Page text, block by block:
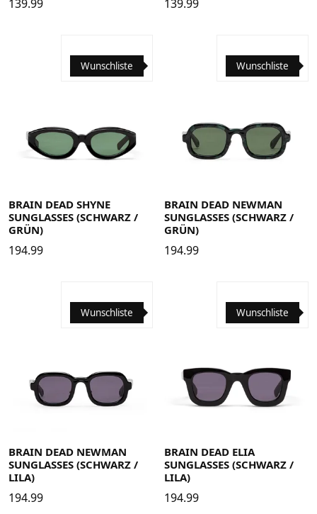
139.99 139.99
Wunschliste
BRAIN DEAD SHYNE
SUNGLASSES (SCHWARZ /
GRÜN)
194.99
Wunschliste
BRAIN DEAD NEWMAN
SUNGLASSES (SCHWARZ /
GRÜN)
194.99
Wunschliste
BRAIN DEAD NEWMAN
SUNGLASSES (SCHWARZ /
LILA)
194.99
Wunschliste
BRAIN DEAD ELIA
SUNGLASSES (SCHWARZ /
LILA)
194.99